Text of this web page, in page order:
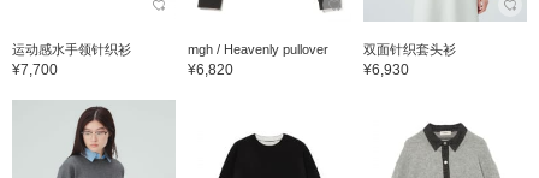
运动感水手领针织衫
¥7,700
mgh / Heavenly pullover
¥6,820
双面针织套头衫
¥6,930